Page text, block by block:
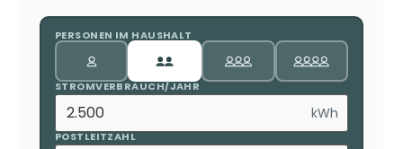
PERSONEN IM HAUSHALT
STROMVERBRAUCH/JAHR
kWh
POSTLEITZAHL